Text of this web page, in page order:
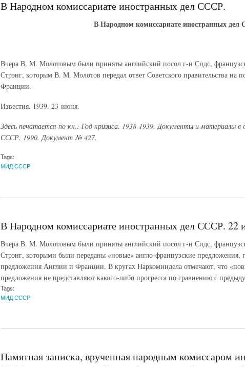
В Народном комиссариате иностранных дел СССР.
В Народном комиссариате иностранных дел
Вчера В. М. Молотовым были приняты английский посол г-н Сидс,
Стрэнг, которым В. М. Молотов передал ответ Советского правительства на
Франции.
Известия. 1939. 23 июня.
Здесь печатается по кн.: Год кризиса. 1938-1939. Документы и материалы
СССР. 1990. Документ № 427.
Tags:
МИД СССР
В Народном комиссариате иностранных дел СССР. 22
Вчера В. М. Молотовым были приняты английский посол г-н Сидс,
Стрэнг, которыми были переданы «новые» англо-французские
предложения Англии и Франции. В кругах Наркоминдела отмечают, что
предложения не представляют какого-либо прогресса по сравнению с
Tags:
МИД СССР
Памятная записка, врученная народным комиссаром